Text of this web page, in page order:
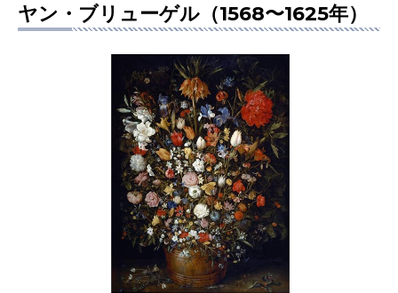
ヤン・ブリューゲル（1568〜1625年）